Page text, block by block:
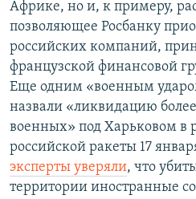
Африке, но и, к примеру,
позволяющее Росбанку
российских компаний,
французской финансовой
Еще одним «военным
назвали «ликвидацию
военных» под Харьковом в
российской ракеты 17
эксперты уверяли, что
территории иностранные